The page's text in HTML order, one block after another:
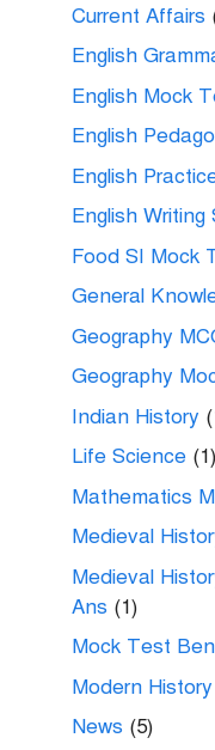
Current Affairs
English
English Mock
English
English
English Writing
Food SI Mock
General
Geography
Geography
Indian History
Life Science (1)
Mathematics
Medieval
Medieval
Ans (1)
Mock Test
Modern
News (5)